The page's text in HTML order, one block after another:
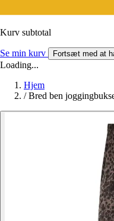
Kurv subtotal
Se min kurv Fortsæt med at
Loading...
Hjem
/ Bred ben